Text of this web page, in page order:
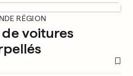
RÉGION
voitures